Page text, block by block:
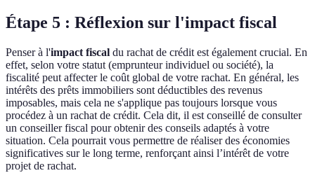
Étape 5 : Réflexion sur l'impact fiscal
Penser à l'impact fiscal du rachat de crédit est également crucial. En
effet, selon votre statut (emprunteur individuel ou société), la
fiscalité peut affecter le coût global de votre rachat. En général, les
intérêts des prêts immobiliers sont déductibles des revenus
imposables, mais cela ne s'applique pas toujours lorsque vous
procédez à un rachat de crédit. Cela dit, il est conseillé de consulter
un conseiller fiscal pour obtenir des conseils adaptés à votre
situation. Cela pourrait vous permettre de réaliser des économies
significatives sur le long terme, renforçant ainsi l’intérêt de votre
projet de rachat.